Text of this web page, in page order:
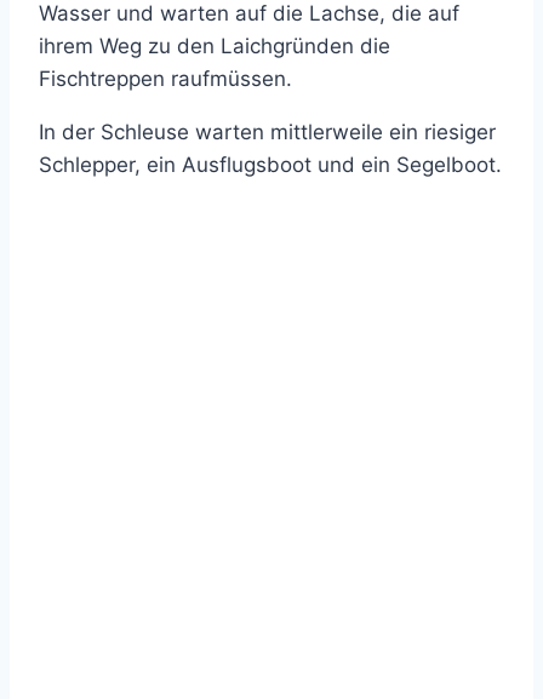
Wasser und warten auf die Lachse, die auf
ihrem Weg zu den Laichgründen die
Fischtreppen raufmüssen.
In der Schleuse warten mittlerweile ein riesiger
Schlepper, ein Ausflugsboot und ein Segelboot.